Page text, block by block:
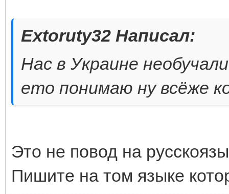
Extoruty32 Написал:
Нас в Украине
ето понимаю ну всёже
Это не повод на
Пишите на том языке